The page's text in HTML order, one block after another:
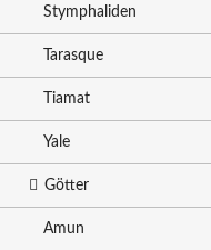
Stymphaliden
Tarasque
Tiamat
Yale
Götter
Amun